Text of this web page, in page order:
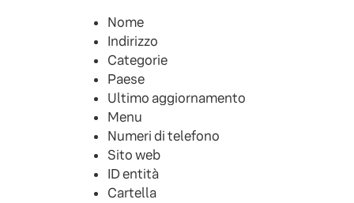
Nome
Indirizzo
Categorie
Paese
Ultimo aggiornamento
Menu
Numeri di telefono
Sito web
ID entità
Cartella